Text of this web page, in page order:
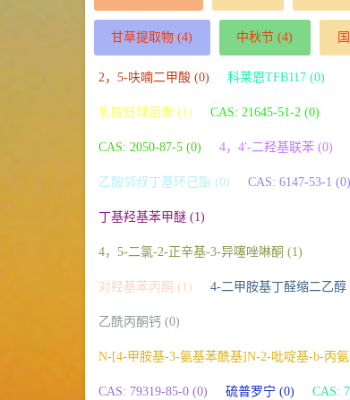
甘草提取物 (4) 中秋节 (4)
2，5-呋喃二甲酸 (0) 科莱恩TFB117 (0)
乳酸链球菌素 (1) CAS: 21645-51-2 (0)
CAS: 2050-87-5 (0) 4，4′-二羟基联苯 (0)
乙酸邻叔丁基环己酯 (0) CAS: 6147-53-1 (0)
丁基羟基苯甲醚 (1)
4，5-二氯-2-正辛基-3-异噻唑啉酮 (1)
对羟基苯丙酮 (1) 4-二甲胺基丁醛缩二乙醇
乙酰丙酮钙 (0)
N-[4-甲胺基-3-氨基苯酰基]N-2-吡啶基-b-丙
CAS: 79319-85-0 (0) 硫普罗宁 (0) CAS: